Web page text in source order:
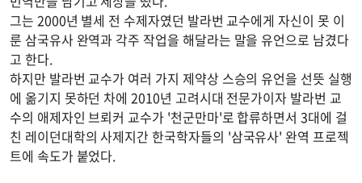
그는 2000년 별세 전 수제자였던 발라번 교수에게 자신이 못 이
룬 삼국유사 완역과 각주 작업을 해달라는 말을 유언으로 남겼다
고 한다.
하지만 발라번 교수가 여러 가지 제약상 스승의 유언을 선뜻 실행
에 옮기지 못하던 차에 2010년 고려시대 전문가이자 발라번 교
수의 애제자인 브뢰커 교수가 '천군만마'로 합류하면서 3대에 걸
친 레이던대학의 사제지간 한국학자들의 '삼국유사' 완역 프로젝
트에 속도가 붙었다.